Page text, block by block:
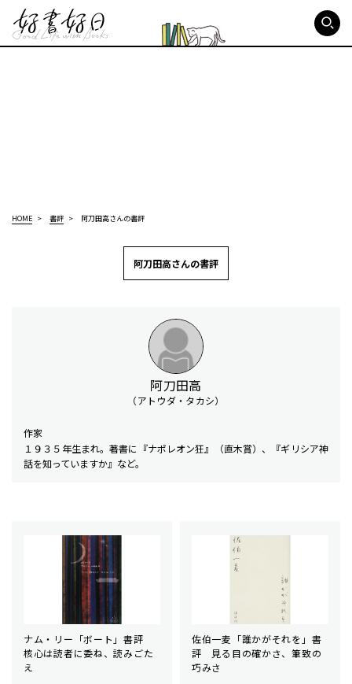
HOME 書評 阿刀田高さんの書評
阿刀田高さんの書評
阿刀田高
（アトウダ・タカシ）
作家
１９３５年生まれ。著書に『ナポレオン狂』（直木賞）、『ギリシア神
話を知っていますか』など。
ナム・リー「ボート」書評
核心は読者に委ね、読みごた
え
佐伯一麦「誰かがそれを」書
評 見る目の確かさ、筆致の
巧みさ